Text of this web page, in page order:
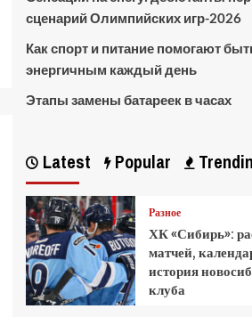
сценарий Олимпийских игр-2026
Как спорт и питание помогают
энергичным каждый день
Этапы замены батареек в часах
Latest Popular
Разное
ХК «Сибирь»:
матчей,
история
клуба